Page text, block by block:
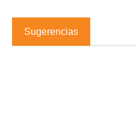
Sugerencias